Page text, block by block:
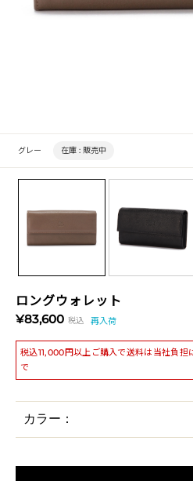
ロングウォレット
¥83,600 税込 再入荷
税込11,000円以上ご購入で送料は当社負
で
グレー 在庫 : 販売中
カラー：